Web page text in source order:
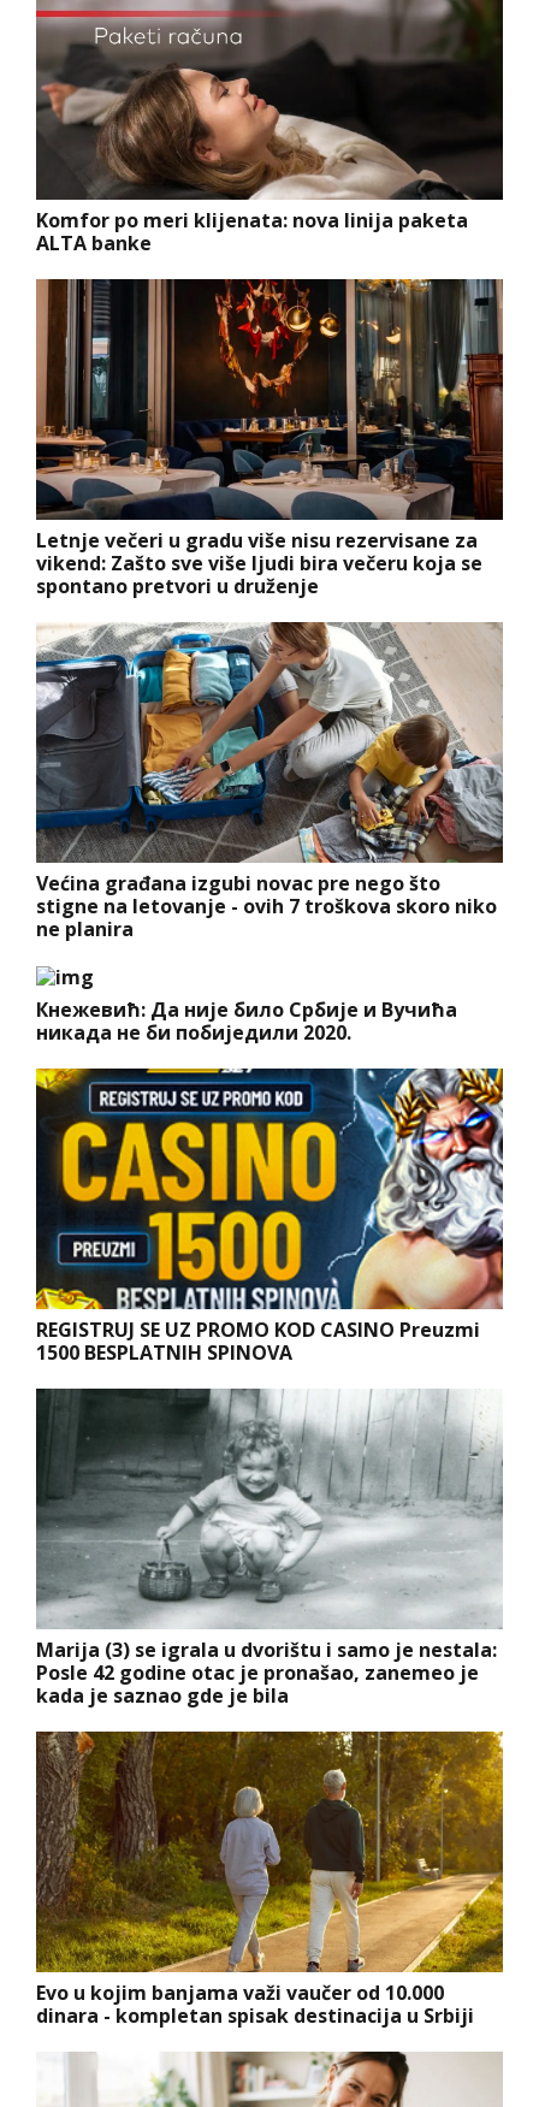
Komfor po meri klijenata: nova linija paketa
ALTA banke
Letnje večeri u gradu više nisu rezervisane za
vikend: Zašto sve više ljudi bira večeru koja se
spontano pretvori u druženje
Većina građana izgubi novac pre nego što
stigne na letovanje - ovih 7 troškova skoro niko
ne planira
Кнежевић: Да није било Србије и Вучића
никада не би побиједили 2020.
REGISTRUJ SE UZ PROMO KOD CASINO Preuzmi
1500 BESPLATNIH SPINOVA
Marija (3) se igrala u dvorištu i samo je nestala:
Posle 42 godine otac je pronašao, zanemeo je
kada je saznao gde je bila
Evo u kojim banjama važi vaučer od 10.000
dinara - kompletan spisak destinacija u Srbiji